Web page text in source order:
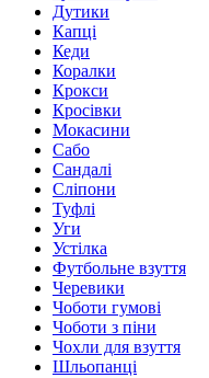
Дутики
Капці
Кеди
Коралки
Крокси
Кросівки
Мокасини
Сабо
Сандалі
Сліпони
Туфлі
Уги
Устілка
Футбольне взуття
Черевики
Чоботи гумові
Чоботи з піни
Чохли для взуття
Шльопанці